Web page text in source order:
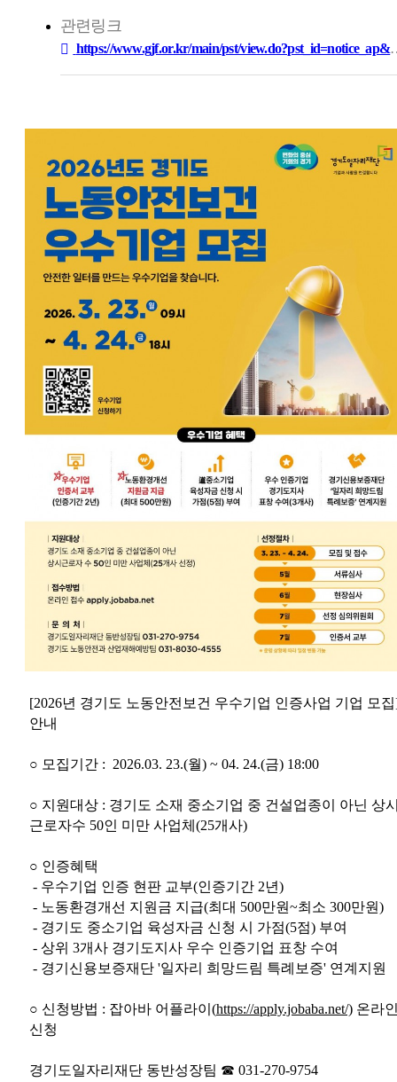
관련링크
https://www.gjf.or.kr/main/pst/view.do?pst_id=notice_ap&pst_sn=202424&…
[2026년 경기도 노동안전보건 우수기업 인증사업 기업 모
안내
○ 모집기간 : 2026.03. 23.(월) ~ 04. 24.(금) 18:00
○ 지원대상 : 경기도 소재 중소기업 중 건설업종이 아닌 상
근로자수 50인 미만 사업체(25개사)
○ 인증혜택
- 우수기업 인증 현판 교부(인증기간 2년)
- 노동환경개선 지원금 지급(최대 500만원~최소 300만원)
- 경기도 중소기업 육성자금 신청 시 가점(5점) 부여
- 상위 3개사 경기도지사 우수 인증기업 표창 수여
- 경기신용보증재단 '일자리 희망드림 특례보증' 연계지원
○ 신청방법 : 잡아바 어플라이(https://apply.jobaba.net/) 온라
신청
경기도일자리재단 동반성장팀 ☎ 031-270-9754